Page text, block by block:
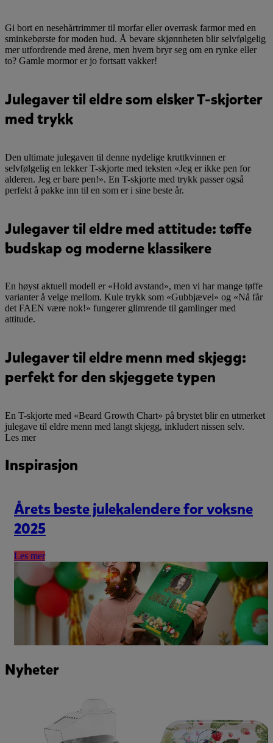
Gi bort en nesehårtrimmer til morfar eller overrask farmor med en
sminkebørste for moden hud. Å bevare skjønnheten blir selvfølgelig
mer utfordrende med årene, men hvem bryr seg om en rynke eller
to? Gamle mormor er jo fortsatt vakker!
Julegaver til eldre som elsker T-skjorter
med trykk
Den ultimate julegaven til denne nydelige kruttkvinnen er
selvfølgelig en lekker T-skjorte med teksten «Jeg er ikke pen for
alderen. Jeg er bare pen!». En T-skjorte med trykk passer også
perfekt å pakke inn til en som er i sine beste år.
Julegaver til eldre med attitude: tøffe
budskap og moderne klassikere
En høyst aktuell modell er «Hold avstand», men vi har mange tøffe
varianter å velge mellom. Kule trykk som «Gubbjævel» og «Nå får
det FAEN være nok!» fungerer glimrende til gamlinger med
attitude.
Julegaver til eldre menn med skjegg:
perfekt for den skjeggete typen
En T-skjorte med «Beard Growth Chart» på brystet blir en utmerket
julegave til eldre menn med langt skjegg, inkludert nissen selv.
Les mer
Inspirasjon
Årets beste julekalendere for voksne
2025
Les mer
Nyheter